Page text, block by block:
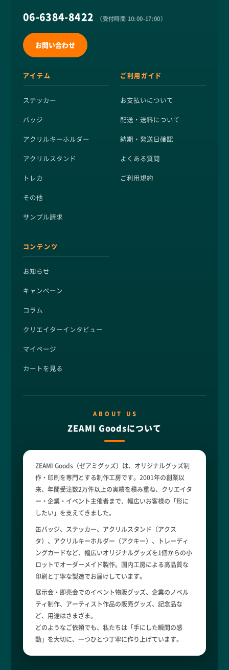
06-6384-8422 （受付時間 10:00-17:00）
お問い合わせ
アイテム
ステッカー
バッジ
アクリルキーホルダー
アクリルスタンド
トレカ
その他
サンプル請求
ご利用ガイド
お支払いについて
配送・送料について
納期・発送日確認
よくある質問
ご利用規約
コンテンツ
お知らせ
キャンペーン
コラム
クリエイターインタビュー
マイページ
カートを見る
ABOUT US
ZEAMI Goodsについて
ZEAMI Goods（ゼアミグッズ）は、オリジナルグッズ制
作・印刷を専門とする制作工房です。2001年の創業以
来、年間受注数2万件以上の実績を積み重ね、クリエイタ
ー・企業・イベント主催者まで、幅広いお客様の「形に
したい」を支えてきました。
缶バッジ、ステッカー、アクリルスタンド（アクス
タ）、アクリルキーホルダー（アクキー）、トレーディ
ングカードなど、幅広いオリジナルグッズを1個からの小
ロットでオーダーメイド製作。国内工房による高品質な
印刷と丁寧な製造でお届けしています。
展示会・即売会でのイベント物販グッズ、企業のノベル
ティ制作、アーティスト作品の販売グッズ、記念品な
ど、用途はさまざま。
どのようなご依頼でも、私たちは「手にした瞬間の感
動」を大切に、一つひとつ丁寧に作り上げています。